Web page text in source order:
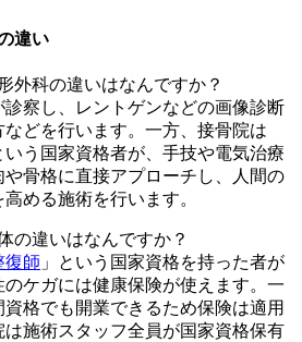
違い
外科の違いはなんですか？
察し、レントゲンなどの画像診断
どを行います。一方、接骨院は
いう国家資格者が、手技や電気治療
や骨格に直接アプローチし、人間の
める施術を行います。
の違いはなんですか？
復師 」という国家資格を持った者が
ケガには健康保険が使えます。一
格でも開業できるため保険は適用
は施術スタッフ全員が国家資格保有